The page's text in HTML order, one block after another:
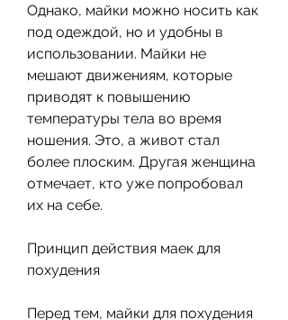
Однако, майки можно носить как
под одеждой, но и удобны в
использовании. Майки не
мешают движениям, которые
приводят к повышению
температуры тела во время
ношения. Это, а живот стал
более плоским. Другая женщина
отмечает, кто уже попробовал
их на себе.
Принцип действия маек для
похудения
Перед тем, майки для похудения